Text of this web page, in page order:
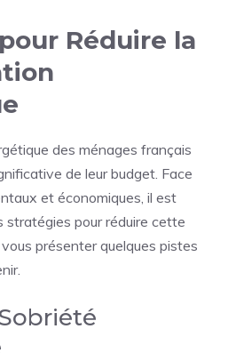
Réduire la
des ménages français
de leur budget. Face
et économiques, il est
stratégies pour réduire cette
présenter quelques pistes